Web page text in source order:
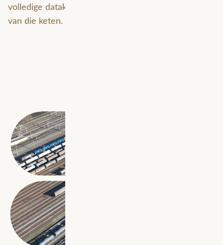
volledige dataketen bepaalt uiteindelijk het succes
van die keten.